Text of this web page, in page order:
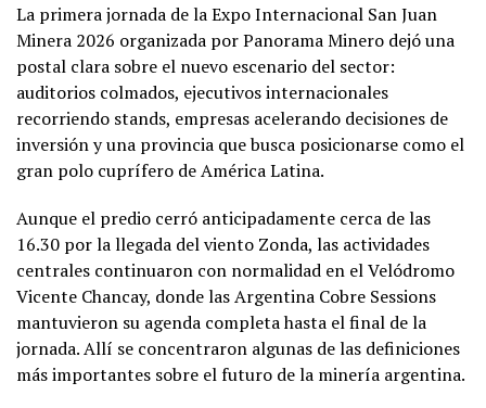
La primera jornada de la Expo Internacional San Juan
Minera 2026 organizada por Panorama Minero dejó una
postal clara sobre el nuevo escenario del sector:
auditorios colmados, ejecutivos internacionales
recorriendo stands, empresas acelerando decisiones de
inversión y una provincia que busca posicionarse como el
gran polo cuprífero de América Latina.
Aunque el predio cerró anticipadamente cerca de las
16.30 por la llegada del viento Zonda, las actividades
centrales continuaron con normalidad en el Velódromo
Vicente Chancay, donde las Argentina Cobre Sessions
mantuvieron su agenda completa hasta el final de la
jornada. Allí se concentraron algunas de las definiciones
más importantes sobre el futuro de la minería argentina.